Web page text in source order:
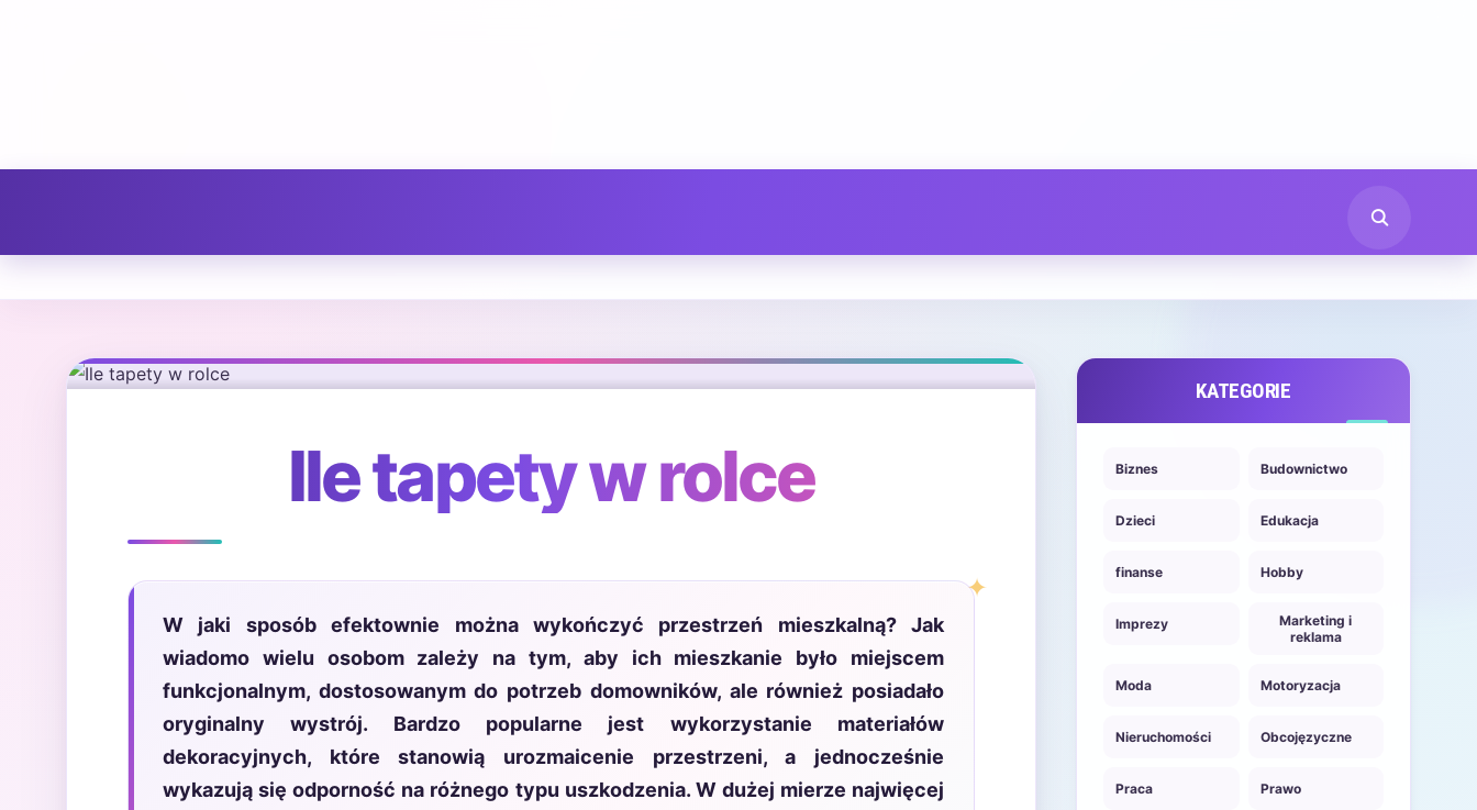
Ile tapety w rolce
W jaki sposób efektownie można wykończyć przestrzeń mieszkalną? Jak
wiadomo wielu osobom zależy na tym, aby ich mieszkanie było miejscem
funkcjonalnym, dostosowanym do potrzeb domowników, ale również posiadało
oryginalny wystrój. Bardzo popularne jest wykorzystanie materiałów
dekoracyjnych, które stanowią urozmaicenie przestrzeni, a jednocześnie
wykazują się odporność na różnego typu uszkodzenia. W dużej mierze najwięcej
KATEGORIE
Biznes Budownictwo
Dzieci Edukacja
finanse Hobby
Imprezy
Marketing i
reklama
Moda Motoryzacja
Nieruchomości Obcojęzyczne
Praca Prawo